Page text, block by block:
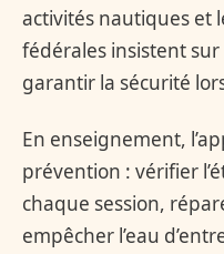
activités nautiques et
fédérales insistent
garantir la sécurité
En enseignement,
prévention : vérifier
chaque session,
empêcher l’eau